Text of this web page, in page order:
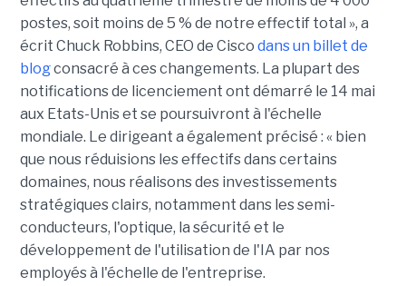
postes, soit moins de 5 % de notre effectif total », a
écrit Chuck Robbins, CEO de Cisco dans un billet de
blogconsacré à ces changements. La plupart des
notifications de licenciement ont démarré le 14 mai
aux Etats-Unis et se poursuivront à l'échelle
mondiale. Le dirigeant a également précisé : « bien
que nous réduisions les effectifs dans certains
domaines, nous réalisons des investissements
stratégiques clairs, notamment dans les semi-
conducteurs, l'optique, la sécurité et le
développement de l'utilisation de l'IA par nos
employés à l'échelle de l'entreprise.